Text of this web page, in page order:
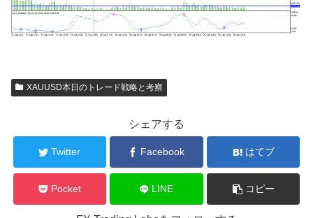
XAUUSD本日のトレード戦略と考察
シェアする
Twitter Facebook はてブ
Pocket LINE コピー